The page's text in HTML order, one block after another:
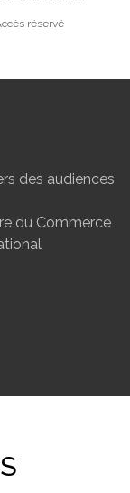
réservé
des audiences
du Commerce